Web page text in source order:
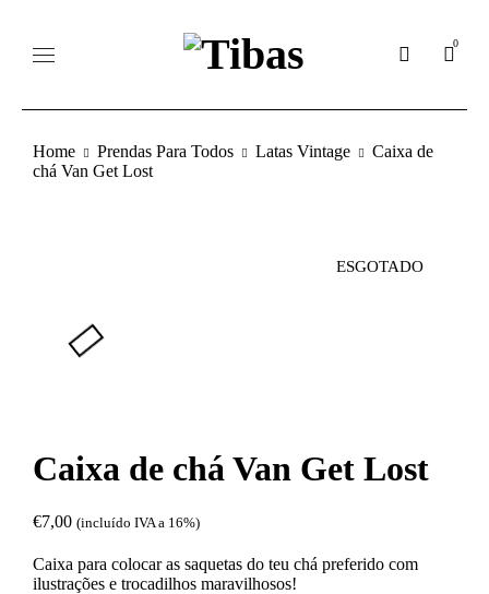
0
Home Prendas Para Todos Latas Vintage
Caixa de
chá Van Get Lost
ESGOTADO
Caixa de chá Van Get Lost
€7,00 (incluído IVA a 16%)
Caixa para colocar as saquetas do teu chá preferido com
ilustrações e trocadilhos maravilhosos!